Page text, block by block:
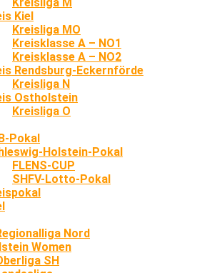
Kiel
Kreisliga MO
Kreisklasse A – NO1
Kreisklasse A – NO2
Rendsburg-Eckernförde
Kreisliga N
Ostholstein
Kreisliga O
Pokal
Holstein-Pokal
FLENS-CUP
SHFV-Lotto-Pokal
Nord
Women
SH